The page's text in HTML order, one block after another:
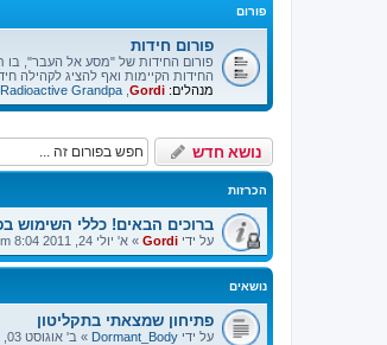
פורום
פורום חידות
פורום החידות של "מסע אל העבר", בו
החידות הקיימות ואף להציג לקהילה
מנהלים: Gordi
Radioactive Grandpa
נושא חדש
הכרזות
ברוכים הבאים! כללי השימוש
על ידי Gordi
» א' יולי 24, 2011 8:04 pm
נושאים
פתיחון שמצאתי בתקליטון
על ידי Dormant_Body
» ב' אוגוסט 03, 2026 1:30 am